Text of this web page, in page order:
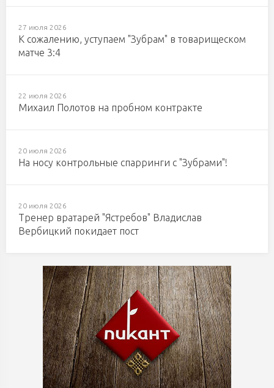
27 июля 2026
К сожалению, уступаем "Зубрам" в товарищеском
матче 3:4
22 июля 2026
Михаил Полотов на пробном контракте
20 июля 2026
На носу контрольные спарринги с "Зубрами"!
20 июля 2026
Тренер вратарей "Ястребов" Владислав
Вербицкий покидает пост